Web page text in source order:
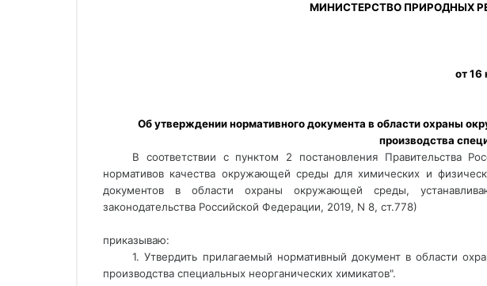
МИНИСТЕРСТВО ПРИРОДНЫХ
от 16
производства
В соответствии с пунктом 2 постановления Правительства
нормативов качества окружающей среды для химических и
документов в области охраны окружающей среды,
законодательства Российской Федерации, 2019, N 8, ст.778)
приказываю:
1. Утвердить прилагаемый нормативный документ в области
производства специальных неорганических химикатов".